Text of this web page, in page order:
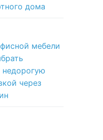
дома
мебели
недорогую
через